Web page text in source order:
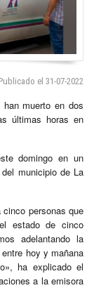
el 31-07-2022
muerto en dos
últimas horas en
domingo en un
municipio de La
personas que
estado de cinco
adelantando la
hoy y mañana
ha explicado el
a la emisora